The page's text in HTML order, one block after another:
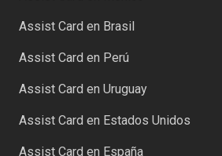
Assist Card en Brasil
Assist Card en Perú
Assist Card en Uruguay
Assist Card en Estados Unidos
Assist Card en España